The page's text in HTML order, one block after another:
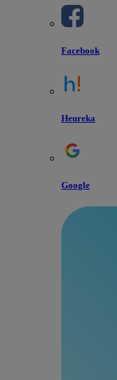
Facebook
Heureka
Google